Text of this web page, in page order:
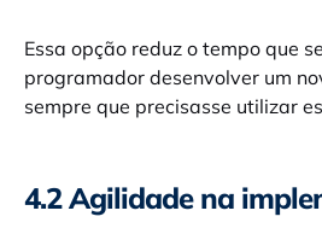
Essa opção reduz o tempo que
programador desenvolver um
sempre que precisasse utilizar
4.2 Agilidade na